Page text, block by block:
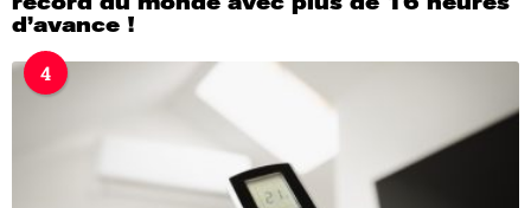
d’avance !
4